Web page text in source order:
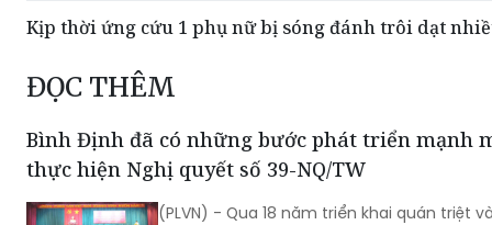
Kịp thời ứng cứu 1 phụ nữ bị sóng đánh trôi dạt
ĐỌC THÊM
Bình Định đã có những bước phát triển mạnh
thực hiện Nghị quyết số 39-NQ/TW
(PLVN) - Qua 18 năm triển khai quán triệt